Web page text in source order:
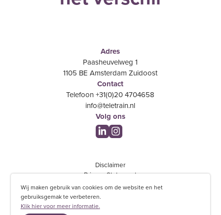
Adres
Paasheuvelweg 1
1105 BE Amsterdam Zuidoost
Contact
Telefoon +31(0)20 4704658
info@teletrain.nl
Volg ons
Disclaimer
Privacy Statement
Feedback
Algemene voorwaarden
Wij maken gebruik van cookies om de website en het
gebruiksgemak te verbeteren.
Klik hier voor meer informatie.